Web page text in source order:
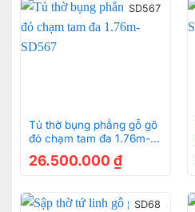
SD567
Tủ thờ bụng phẳng gỗ gõ
đỏ chạm tam đa 1.76m-
26.500.000 ₫
SD68